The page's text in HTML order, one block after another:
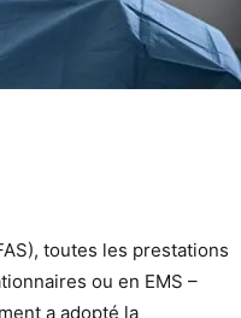
toutes les prestations
ou en EMS –
a adopté la